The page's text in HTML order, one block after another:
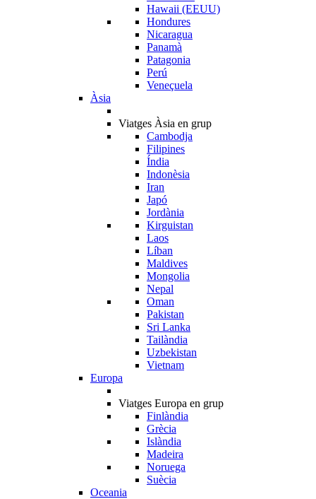
Hawaii (EEUU)
Hondures
Nicaragua
Panamà
Patagonia
Perú
Veneçuela
Àsia
Viatges Àsia en grup
Cambodja
Filipines
Índia
Indonèsia
Iran
Japó
Jordània
Kirguistan
Laos
Líban
Maldives
Mongolia
Nepal
Oman
Pakistan
Sri Lanka
Tailàndia
Uzbekistan
Vietnam
Europa
Viatges Europa en grup
Finlàndia
Grècia
Islàndia
Madeira
Noruega
Suècia
Oceania